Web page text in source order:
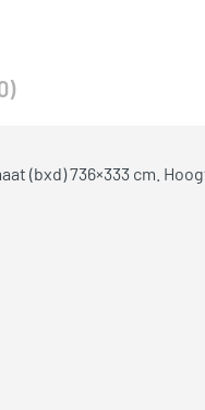
(bxd) 736×333 cm.